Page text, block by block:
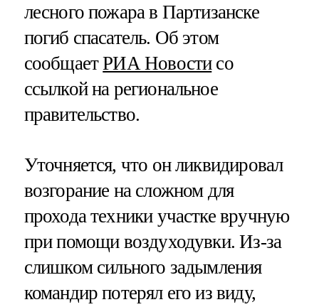
лесного пожара в Партизанске
погиб спасатель. Об этом
сообщаетРИА Новостисо
ссылкой на региональное
правительство.
Уточняется, что он ликвидировал
возгорание на сложном для
прохода техники участке вручную
при помощи воздуходувки. Из-за
слишком сильного задымления
командир потерял его из виду,